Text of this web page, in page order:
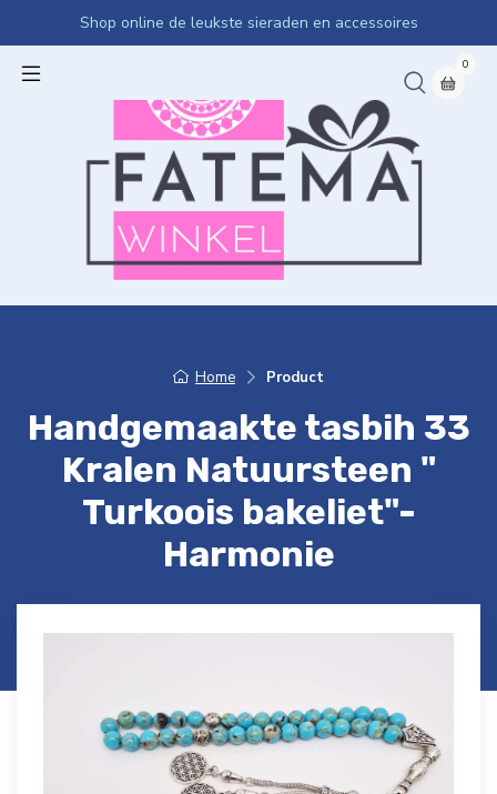
Shop online de leukste sieraden en accessoires
0
Home Product
Handgemaakte tasbih 33
Kralen Natuursteen "
Turkoois bakeliet"-
Harmonie